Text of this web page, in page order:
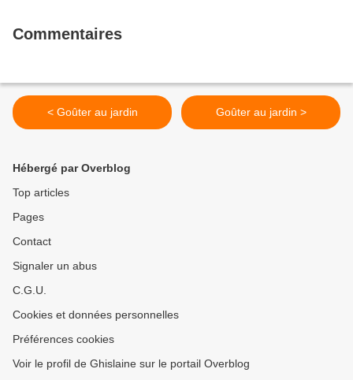
Commentaires
< Goûter au jardin Goûter au jardin >
Hébergé par Overblog
Top articles
Pages
Contact
Signaler un abus
C.G.U.
Cookies et données personnelles
Préférences cookies
Voir le profil de Ghislaine sur le portail Overblog